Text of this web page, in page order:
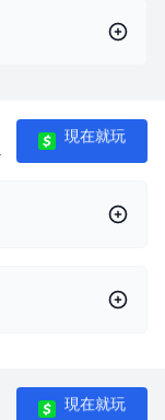
現在就玩
現在就玩